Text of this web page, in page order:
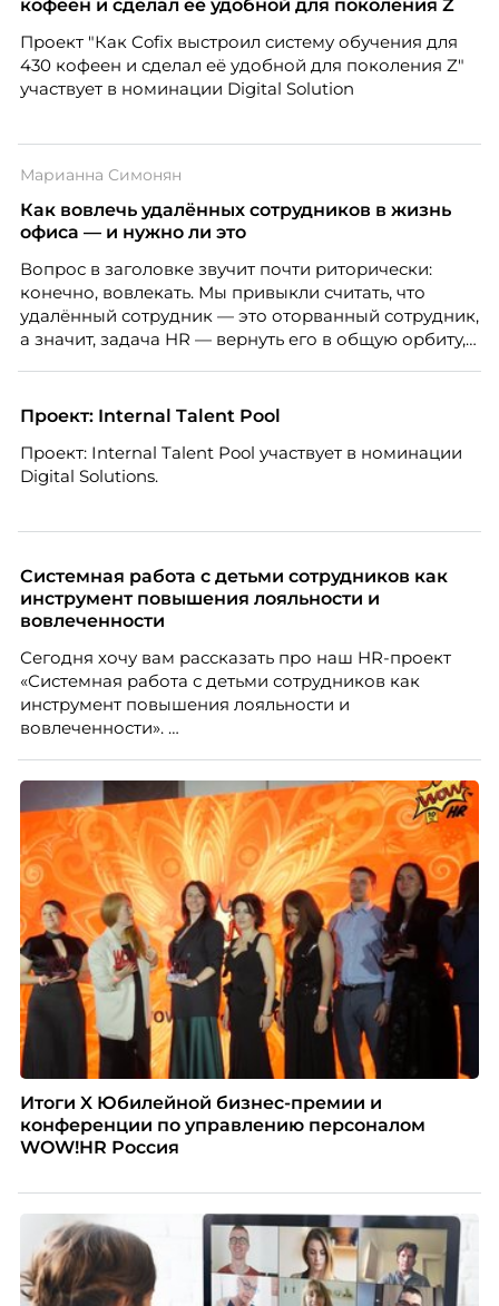
кофеен и сделал её удобной для поколения Z
Проект "Как Cofix выстроил систему обучения для
430 кофеен и сделал её удобной для поколения Z"
участвует в номинации Digital Solution
Марианна Симонян
Как вовлечь удалённых сотрудников в жизнь
офиса — и нужно ли это
Вопрос в заголовке звучит почти риторически:
конечно, вовлекать. Мы привыкли считать, что
удалённый сотрудник — это оторванный сотрудник,
а значит, задача HR — вернуть его в общую орбиту,
вовлечения, стоит остановиться на неудобном
факте: данные говорят ровно обратное тому, что
подсказывает интуиция. Автор свежего выпуска
Марианна Симонян — HR Tech лидер, эксперт по
МИФИ, автор книги «Дао женской карьеры».
Проект: Internal Talent Pool
Проект: Internal Talent Pool участвует в номинации
Digital Solutions.
Системная работа с детьми сотрудников как
инструмент повышения лояльности и
вовлеченности
Сегодня хочу вам рассказать про наш HR-проект
«Системная работа с детьми сотрудников как
инструмент повышения лояльности и
вовлеченности».
Итоги X Юбилейной бизнес-премии и
конференции по управлению персоналом
WOW!HR Россия